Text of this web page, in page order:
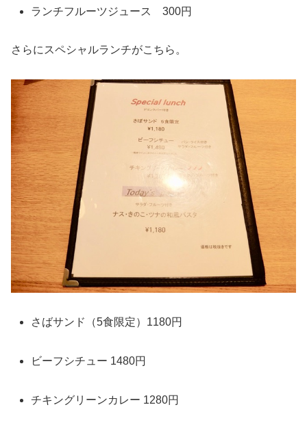
ランチフルーツジュース 300円
さらにスペシャルランチがこちら。
さばサンド（5食限定）1180円
ビーフシチュー 1480円
チキングリーンカレー 1280円